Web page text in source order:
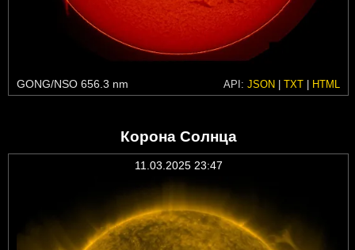
GONG/NSO 656.3 nm API: JSON | TXT | HTML
Корона Солнца
11.03.2025 23:47